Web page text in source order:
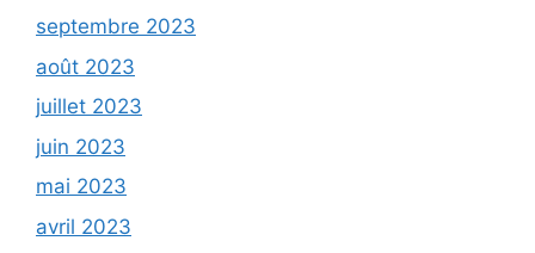
septembre 2023
août 2023
juillet 2023
juin 2023
mai 2023
avril 2023